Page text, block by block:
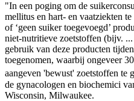
"In een poging om de
mellitus en hart- en vaatziekten
of ‘geen suiker toegevoegd’
niet-nutritieve zoetstoffen (bijv.
gebruik van deze producten
toegenomen, waarbij ongeveer
aangeven 'bewust' zoetstoffen te
de gynacologen en biochemici
Wisconsin, Milwaukee.